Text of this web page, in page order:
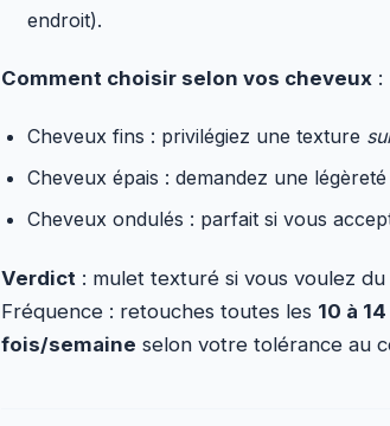
endroit).
Comment choisir selon vos cheveux :
Cheveux fins : privilégiez une texture
Cheveux épais : demandez une
Cheveux ondulés : parfait si vous
Verdict : mulet texturé si vous voulez
Fréquence : retouches toutes les 10 à
fois/semaine selon votre tolérance au